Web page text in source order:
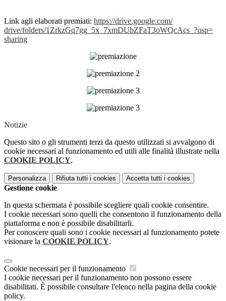
Link agli elaborati premiati: https://drive.google.com/
drive/folders/1ZrkzGq7gg_5x_ 7xmDUbZFaT3oWQcAcs_?usp=
sharing
Notizie
Questo sito o gli strumenti terzi da questo utilizzati si avvalgono di
cookie necessari al funzionamento ed utili alle finalità illustrate nella
COOKIE POLICY.
Personalizza Rifiuta tutti i cookies Accetta tutti i cookies
Gestione cookie
In questa schermata è possibile scegliere quali cookie consentire.
I cookie necessari sono quelli che consentono il funzionamento della
piattaforma e non è possibile disabilitarli.
Per conoscere quali sono i cookie necessari al funzionamento potete
visionare la COOKIE POLICY.
Cookie necessari per il funzionamento
I cookie necessari per il funzionamento non possono essere
disabilitati. È possibile consultare l'elenco nella pagina della cookie
policy.